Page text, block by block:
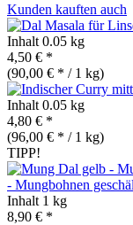
Kunden kauften auch
Inhalt 0.05 kg
4,50 € *
(90,00 € * / 1 kg)
Inhalt 0.05 kg
4,80 € *
(96,00 € * / 1 kg)
TIPP!
- Mungbohnen
Inhalt 1 kg
8,90 € *